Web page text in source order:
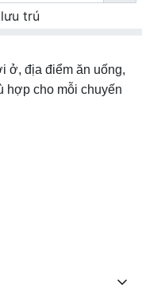
trú
ở, địa điểm ăn uống,
hợp cho mỗi chuyến